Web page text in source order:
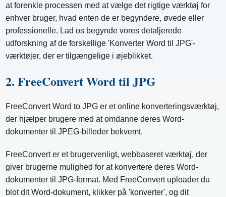
at forenkle processen med at vælge det rigtige værktøj for
enhver bruger, hvad enten de er begyndere, øvede eller
professionelle. Lad os begynde vores detaljerede
udforskning af de forskellige 'Konverter Word til JPG'-
værktøjer, der er tilgængelige i øjeblikket.
2. FreeConvert Word til JPG
FreeConvert Word to JPG er et online konverteringsværktøj,
der hjælper brugere med at omdanne deres Word-
dokumenter til JPEG-billeder bekvemt.
FreeConvert er et brugervenligt, webbaseret værktøj, der
giver brugerne mulighed for at konvertere deres Word-
dokumenter til JPG-format. Med FreeConvert uploader du
blot dit Word-dokument, klikker på 'konverter', og dit